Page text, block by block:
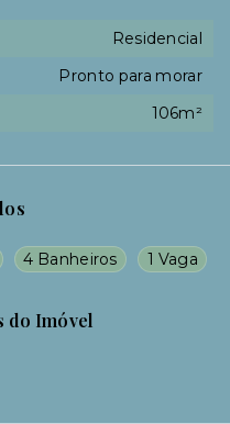
4 Banheiros 1 Vaga
do Imóvel
Residencial
Pronto para morar
106m²